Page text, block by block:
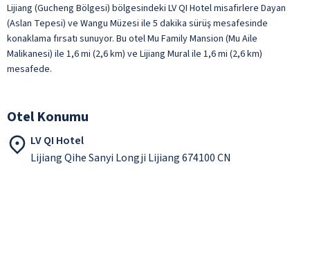
Lijiang (Gucheng Bölgesi) bölgesindeki LV QI Hotel misafirlere Dayan
(Aslan Tepesi) ve Wangu Müzesi ile 5 dakika sürüş mesafesinde
konaklama fırsatı sunuyor. Bu otel Mu Family Mansion (Mu Aile
Malikanesi) ile 1,6 mi (2,6 km) ve Lijiang Mural ile 1,6 mi (2,6 km)
mesafede.
Otel Konumu
LV QI Hotel
Lijiang Qihe Sanyi Longji Lijiang 674100 CN